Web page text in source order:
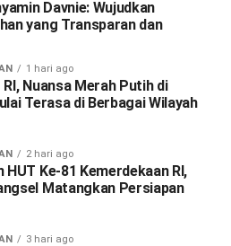
Davnie: Wujudkan
yang Transparan dan
1 hari ago
RI, Nuansa Merah Putih di
Terasa di Berbagai Wilayah
2 hari ago
HUT Ke-81 Kemerdekaan RI,
Matangkan Persiapan
3 hari ago